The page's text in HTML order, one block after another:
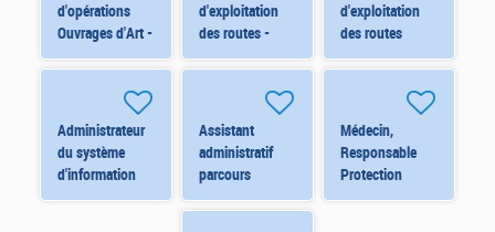
d'opérations
Ouvrages d'Art -
ORLÉANS
d'exploitation
des routes -
Viabilité
d'Orléans Nord
(Renfort) H/F
d'exploitation
des routes
Centre de
d'ARTENAY
(6823) H/F
Administrateur
du système
d'information
financier -
Assistant
administratif
parcours
insertion RSA -
Médecin,
Responsable
Protection
Maternelle